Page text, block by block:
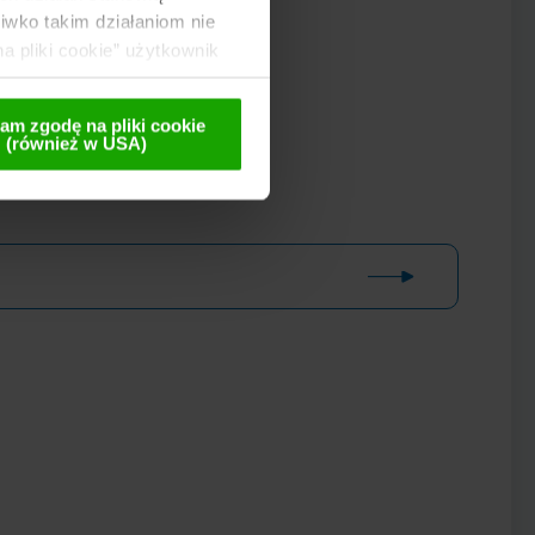
takim działaniom nie
pliki cookie” użytkownik
zgodę na pliki cookie
(również w USA)